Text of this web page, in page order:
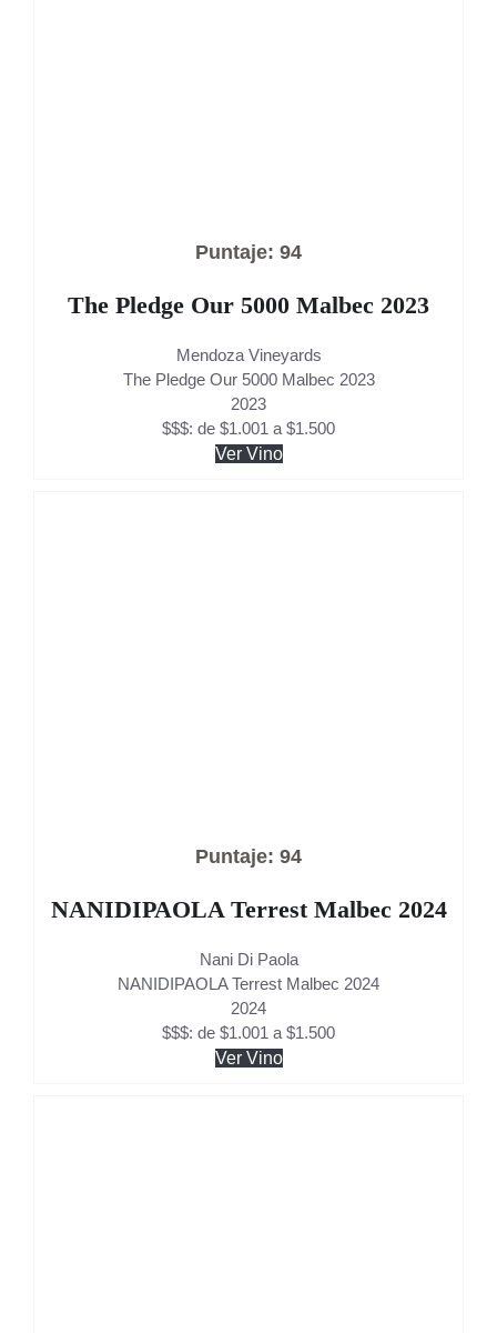
Puntaje: 94
The Pledge Our 5000 Malbec 2023
Mendoza Vineyards
The Pledge Our 5000 Malbec 2023
2023
$$$: de $1.001 a $1.500
Ver Vino
Puntaje: 94
NANIDIPAOLA Terrest Malbec 2024
Nani Di Paola
NANIDIPAOLA Terrest Malbec 2024
2024
$$$: de $1.001 a $1.500
Ver Vino